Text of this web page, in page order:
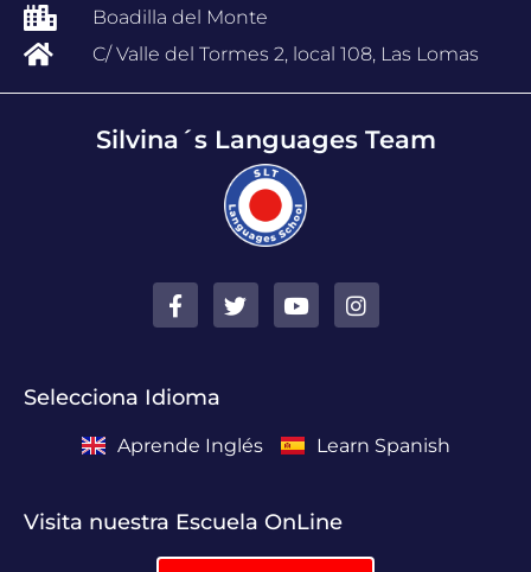
Boadilla del Monte
C/ Valle del Tormes 2, local 108, Las Lomas
Silvina´s Languages Team
Selecciona Idioma
Aprende Inglés Learn Spanish
Visita nuestra Escuela OnLine